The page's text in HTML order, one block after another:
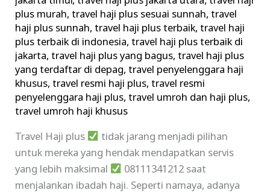
plus murah,travel haji plus sesuai sunnah,travel
haji plus sunnah,travel haji plus terbaik,travel haji
plus terbaik di indonesia,travel haji plus terbaik di
jakarta,travel haji plus yang bagus,travel haji plus
yang terdaftar di depag,travel penyelenggara haji
khusus,travel resmi haji plus,travel resmi
penyelenggara haji plus,travel umroh dan haji plus,
travel umroh haji khusus
Travel Haji plus
tidak jarang menjadi pilihan
untuk mereka yang hendak mendapatkan servis
yang lebih maksimal
08111341212 saat
menjalankan ibadah haji. Seperti namaya, adanya